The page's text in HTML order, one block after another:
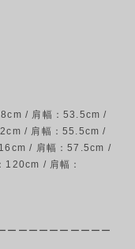
/ 肩幅：53.5cm /
/ 肩幅：55.5cm /
/ 肩幅：57.5cm /
120cm / 肩幅：
ーーーーーーーーーー